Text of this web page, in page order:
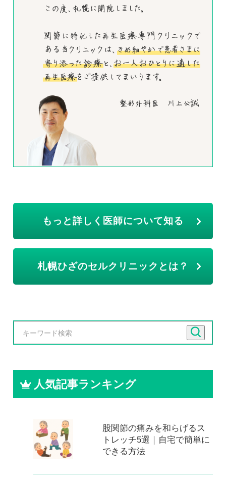
もっと詳しく医師について知る
札幌ひざのセルクリニックとは？
人気記事ランキング
股関節の痛みを和らげるス
トレッチ5選｜自宅で簡単に
できる方法